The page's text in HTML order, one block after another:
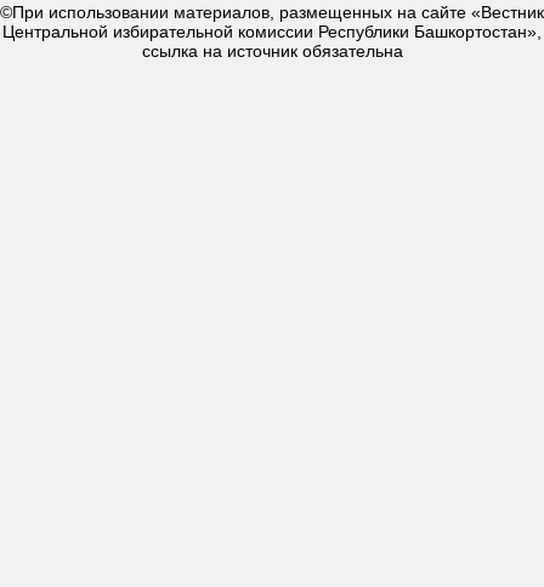
©При использовании материалов, размещенных на сайте «Вестник
Центральной избирательной комиссии Республики Башкортостан»,
ссылка на источник обязательна